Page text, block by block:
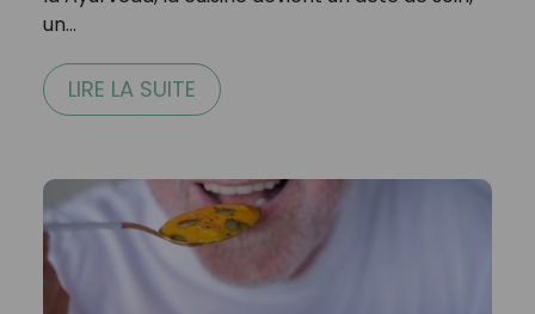
un…
LIRE LA SUITE